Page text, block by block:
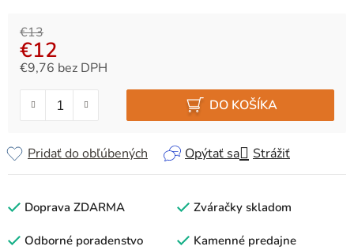
€13
€12
€9,76 bez DPH
DO KOŠÍKA
Opýtať sa Strážiť
Pridať do obľúbených
Doprava ZDARMA Zváračky skladom
Odborné poradenstvo Kamenné predajne